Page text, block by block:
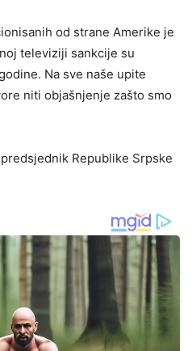
od strane Amerike je
televiziji sankcije su
Na sve naše upite
niti objašnjenje zašto smo
Republike Srpske